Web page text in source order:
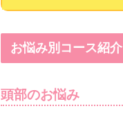
お悩み別コース紹介
頭部のお悩み